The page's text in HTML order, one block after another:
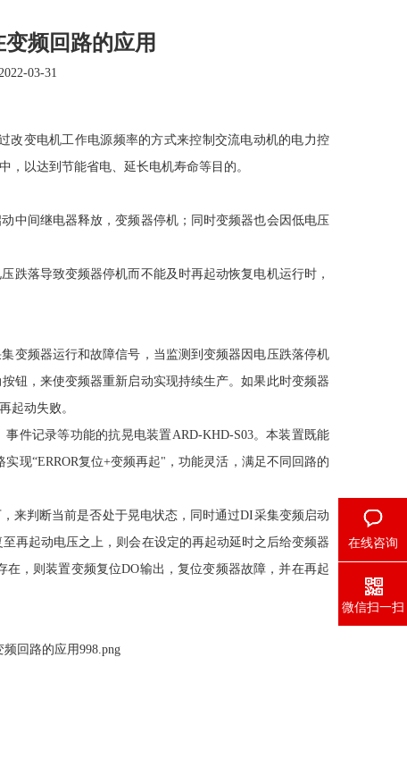
频回路的应用
03-31
改变电机工作电源频率的方式来控制交流电动机的电力控
以达到节能省电、延长电机寿命等目的。
中间继电器释放，变频器停机；同时变频器也会因低电压
跌落导致变频器停机而不能及时再起动恢复电机运行时，
变频器运行和故障信号，当监测到变频器因电压跌落停机
钮，来使变频器重新启动实现持续生产。如果此时变频器
起动失败。
事件记录等功能的抗晃电装置ARD-KHD-S03。本装置既能
实现“ERROR复位+变频再起"，功能灵活，满足不同回路的
来判断当前是否处于晃电状态，同时通过DI采集变频启动
再起动电压之上，则会在设定的再起动延时之后给变频器
在，则装置变频复位DO输出，复位变频器故障，并在再起
在线咨询
微信扫一扫